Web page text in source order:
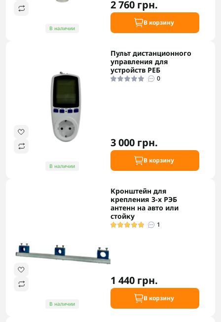
В наличии
2 760 грн.
В корзину
В наличии
Пульт дистанционного
управления для
устройств РЕБ
0
3 000 грн.
В корзину
В наличии
Кронштейн для
крепления 3-х РЭБ
антенн на авто или
стойку
1
1 440 грн.
В корзину